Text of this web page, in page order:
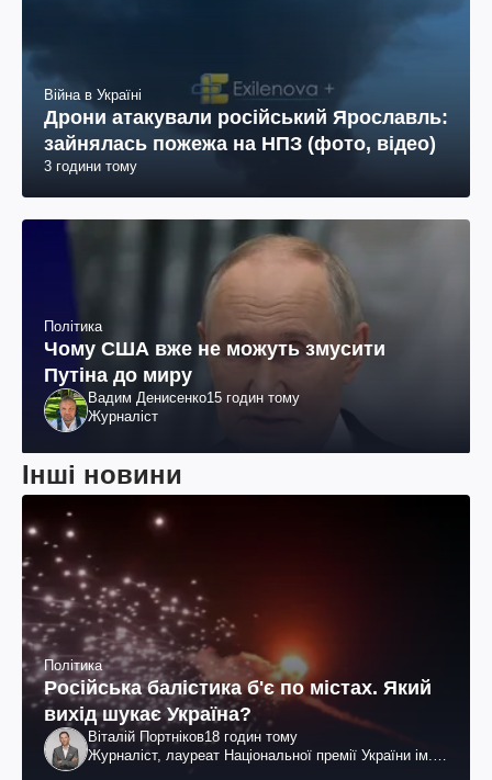
Війна в Україні
Дрони атакували російський Ярославль:
зайнялась пожежа на НПЗ (фото, відео)
3 години тому
Політика
Чому США вже не можуть змусити
Путіна до миру
Вадим Денисенко15 годин тому
Журналіст
Інші новини
Політика
Російська балістика б'є по містах. Який
вихід шукає Україна?
Віталій Портніков18 годин тому
Журналіст, лауреат Національної премії України ім.